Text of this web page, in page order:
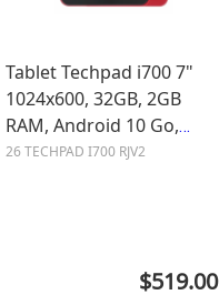
Tablet Techpad i700 7"
1024x600, 32GB, 2GB
RAM, Android 10 Go,
Rojo
26 TECHPAD I700 RJV2
$519.00